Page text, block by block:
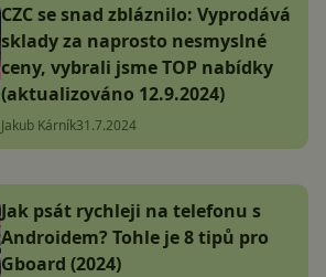
CZC se snad zbláznilo: Vyprodává
sklady za naprosto nesmyslné
ceny, vybrali jsme TOP nabídky
(aktualizováno 12.9.2024)
Jakub Kárník31.7.2024
Jak psát rychleji na telefonu s
Androidem? Tohle je 8 tipů pro
Gboard (2024)